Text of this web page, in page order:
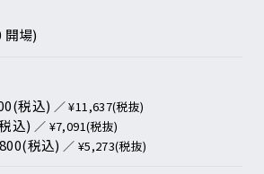
開場)
税込) ／ ¥11,637(税抜)
込) ／ ¥7,091(税抜)
税込) ／ ¥5,273(税抜)